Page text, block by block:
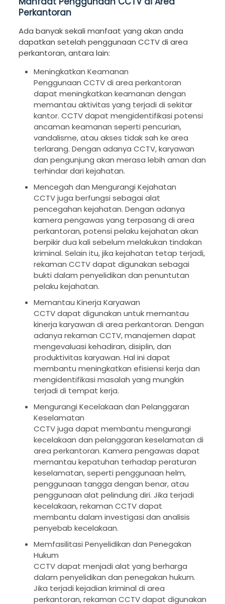
Perkantoran
Ada banyak sekali manfaat yang akan anda
dapatkan setelah penggunaan CCTV di area
perkantoran, antara lain:
Meningkatkan Keamanan
Penggunaan CCTV di area perkantoran
dapat meningkatkan keamanan dengan
memantau aktivitas yang terjadi di sekitar
kantor. CCTV dapat mengidentifikasi potensi
ancaman keamanan seperti pencurian,
vandalisme, atau akses tidak sah ke area
terlarang. Dengan adanya CCTV, karyawan
dan pengunjung akan merasa lebih aman dan
terhindar dari kejahatan.
Mencegah dan Mengurangi Kejahatan
CCTV juga berfungsi sebagai alat
pencegahan kejahatan. Dengan adanya
kamera pengawas yang terpasang di area
perkantoran, potensi pelaku kejahatan akan
berpikir dua kali sebelum melakukan tindakan
kriminal. Selain itu, jika kejahatan tetap terjadi,
rekaman CCTV dapat digunakan sebagai
bukti dalam penyelidikan dan penuntutan
pelaku kejahatan.
Memantau Kinerja Karyawan
CCTV dapat digunakan untuk memantau
kinerja karyawan di area perkantoran. Dengan
adanya rekaman CCTV, manajemen dapat
mengevaluasi kehadiran, disiplin, dan
produktivitas karyawan. Hal ini dapat
membantu meningkatkan efisiensi kerja dan
mengidentifikasi masalah yang mungkin
terjadi di tempat kerja.
Mengurangi Kecelakaan dan Pelanggaran
Keselamatan
CCTV juga dapat membantu mengurangi
kecelakaan dan pelanggaran keselamatan di
area perkantoran. Kamera pengawas dapat
memantau kepatuhan terhadap peraturan
keselamatan, seperti penggunaan helm,
penggunaan tangga dengan benar, atau
penggunaan alat pelindung diri. Jika terjadi
kecelakaan, rekaman CCTV dapat
membantu dalam investigasi dan analisis
penyebab kecelakaan.
Memfasilitasi Penyelidikan dan Penegakan
Hukum
CCTV dapat menjadi alat yang berharga
dalam penyelidikan dan penegakan hukum.
Jika terjadi kejadian kriminal di area
perkantoran, rekaman CCTV dapat digunakan